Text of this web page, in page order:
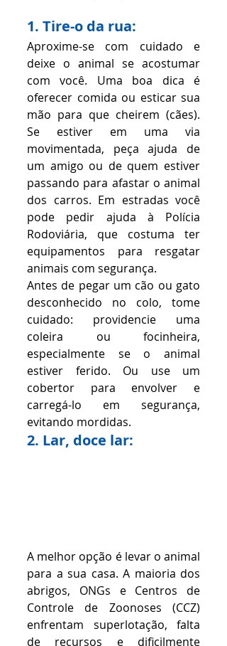
1. Tire-o da rua:
Aproxime-se com cuidado e
deixe o animal se acostumar
com você. Uma boa dica é
oferecer comida ou esticar sua
mão para que cheirem (cães).
Se estiver em uma via
movimentada, peça ajuda de
um amigo ou de quem estiver
passando para afastar o animal
dos carros. Em estradas você
pode pedir ajuda à Polícia
Rodoviária, que costuma ter
equipamentos para resgatar
animais com segurança.
Antes de pegar um cão ou gato
desconhecido no colo, tome
cuidado: providencie uma
coleira ou focinheira,
especialmente se o animal
estiver ferido. Ou use um
cobertor para envolver e
carregá-lo em segurança,
evitando mordidas.
2. Lar, doce lar:
A melhor opção é levar o animal
para a sua casa. A maioria dos
abrigos, ONGs e Centros de
Controle de Zoonoses (CCZ)
enfrentam superlotação, falta
de recursos e dificilmente